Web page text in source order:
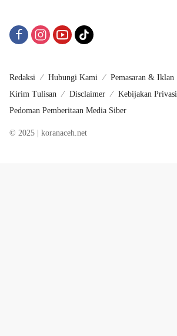
Redaksi Hubungi Kami Pemasaran & Iklan
Kirim Tulisan
Disclaimer
Kebijakan Privasi
Pedoman Pemberitaan Media Siber
© 2025 | koranaceh.net